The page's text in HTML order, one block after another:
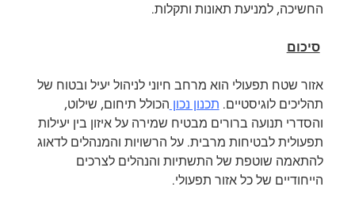
החשיכה, למניעת תאונות ותקלות.
סיכום
אזור שטח תפעולי הוא מרחב חיוני לניהול יעיל ובטוח של
תהליכים לוגיסטיים. תכנון נכון הכולל תיחום, שילוט,
והסדרי תנועה ברורים מבטיח שמירה על איזון בין יעילות
תפעולית לבטיחות מרבית. על הרשויות והמנהלים לדאוג
להתאמה שוטפת של התשתיות והנהלים לצרכים
הייחודיים של כל אזור תפעולי.